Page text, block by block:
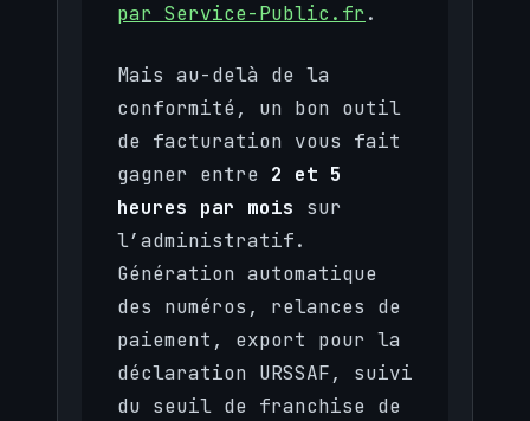
par Service-Public.fr .
Mais au-delà de la
conformité, un bon outil
de facturation vous fait
gagner entre 2 et 5
heures par mois sur
l’administratif.
Génération automatique
des numéros, relances de
paiement, export pour la
déclaration URSSAF, suivi
du seuil de franchise de